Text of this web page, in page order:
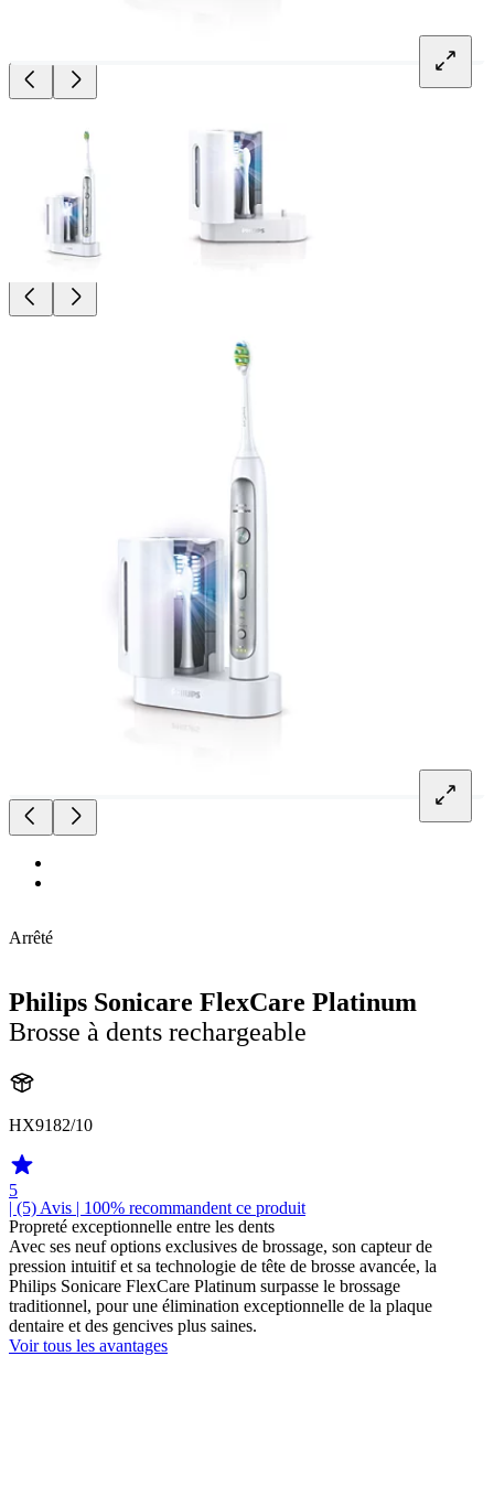
Arrêté
Philips Sonicare FlexCare Platinum
Brosse à dents rechargeable
HX9182/10
5
| (5) Avis | 100% recommandent ce produit
Propreté exceptionnelle entre les dents
Avec ses neuf options exclusives de brossage, son capteur de
pression intuitif et sa technologie de tête de brosse avancée, la
Philips Sonicare FlexCare Platinum surpasse le brossage
traditionnel, pour une élimination exceptionnelle de la plaque
dentaire et des gencives plus saines.
Voir tous les avantages